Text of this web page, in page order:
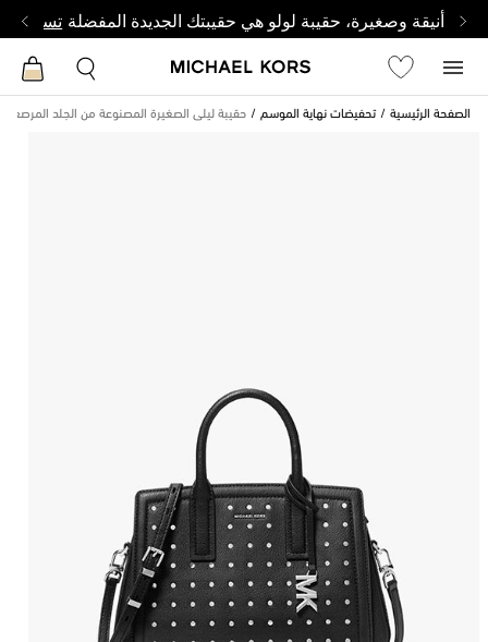
أنيقة وصغيرة، حقيبة لولو هي حقيبتك الجديدة المفضلة تسوق
الصفحة الرئيسية تحفيضات نهاية الموسم حقيبة ليلى الصغيرة المصنوعة من الجلد المرصع